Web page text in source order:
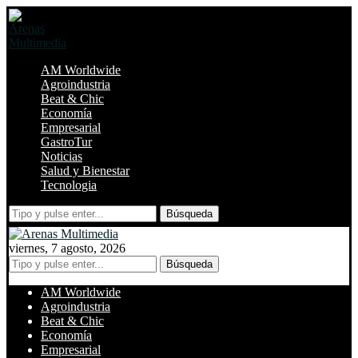
AM Worldwide
Agroindustria
Beat & Chic
Economía
Empresarial
GastroTur
Noticias
Salud y Bienestar
Tecnologia
Búsqueda
viernes, 7 agosto, 2026
Búsqueda
AM Worldwide
Agroindustria
Beat & Chic
Economía
Empresarial